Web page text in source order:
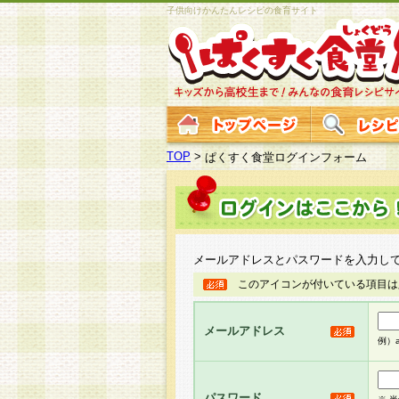
子供向けかんたんレシピの食育サイト
TOP >ぱくすく食堂ログインフォーム
メールアドレスとパスワードを入力し
このアイコンが付いている項目
メールアドレス
例）